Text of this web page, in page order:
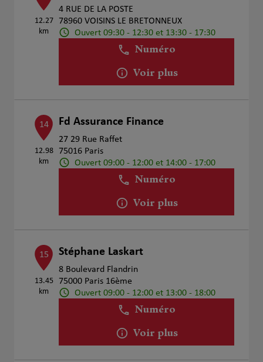
12.27
km
4 RUE DE LA POSTE
78960 VOISINS LE BRETONNEUX
Ouvert 09:30 - 12:30 et 13:30 - 17:30
Numéro
Voir plus
14
12.98
km
Fd Assurance Finance
27 29 Rue Raffet
75016 Paris
Ouvert 09:00 - 12:00 et 14:00 - 17:00
Numéro
Voir plus
15
13.45
km
Stéphane Laskart
8 Boulevard Flandrin
75000 Paris 16ème
Ouvert 09:00 - 12:00 et 13:00 - 18:00
Numéro
Voir plus